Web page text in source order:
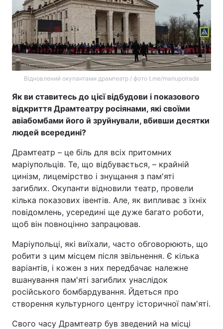
Відновлений окупантами драмтеатр / фото t.me/mariupolrada
Як ви ставитесь до цієї відбудови і показового
відкриття Драмтеатру росіянами, які своїми
авіабомбами його й зруйнували, вбивши десятки
людей всередині?
Драмтеатр – це біль для всіх притомних
маріупольців. Те, що відбувається, – крайній
цинізм, лицемірство і знущання з пам'яті
загиблих. Окупанти відновили театр, провели
кілька показових івентів. Але, як випливає з їхніх
повідомлень, усередині ще дуже багато роботи,
щоб він повноцінно запрацював.
Маріупольці, які виїхали, часто обговорюють, що
робити з цим місцем після звільнення. Є кілька
варіантів, і кожен з них передбачає належне
вшанування пам'яті загиблих унаслідок
російського бомбардування. Йдеться про
створення культурного центру історичної пам'яті.
Свого часу Драмтеатр був зведений на місці